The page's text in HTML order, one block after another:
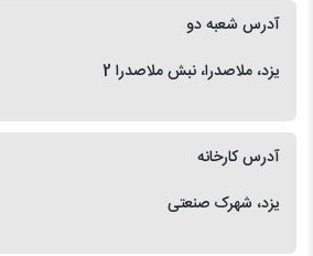
آدرس شعبه دو
یزد، ملاصدرا، نبش ملاصدرا 2
آدرس کارخانه
یزد، شهرک صنعتی